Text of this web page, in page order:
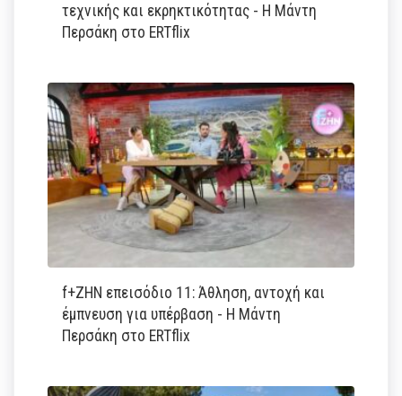
τεχνικής και εκρηκτικότητας - Η Μάντη
Περσάκη στο ERTflix
f+ΖΗΝ επεισόδιο 11: Άθληση, αντοχή και
έμπνευση για υπέρβαση - Η Μάντη
Περσάκη στο ERTflix